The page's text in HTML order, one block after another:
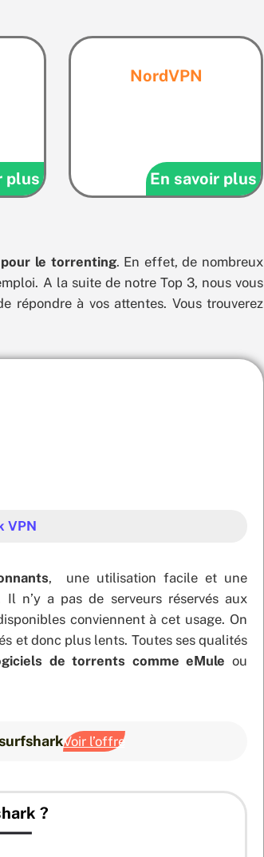
plus
NordVPN
En savoir plus
pour le torrenting. En effet, de nombreux
A la suite de notre Top 3, nous vous
répondre à vos attentes. Vous trouverez
VPN
, une utilisation facile et une
Il n’y a pas de serveurs réservés aux
conviennent à cet usage. On
et donc plus lents. Toutes ses qualités
de torrents comme eMule ou
Voir l’offre
?